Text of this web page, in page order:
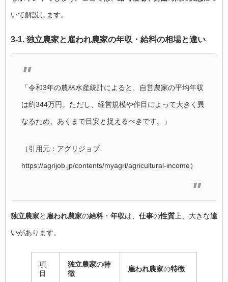
いて解説します。
3-1. 独立農家と 雇われ農家の年収 ・ 給料の相場と違い
「令和3年の農林水産統計によると、自営農家の平均年収
は約344万円。ただし、経営規模や作目によって大きく異
なるため、あくまで目安と捉えるべきです。」
（引用元：アグリジョブ
https://agrijob.jp/contents/myagri/agricultural-income）
独立農家と 雇われ農家の給料 ・ 年収は、 仕事の性質上、大きな違
いがあります。
項
目
独立農家の特
徴
雇われ農家の特徴